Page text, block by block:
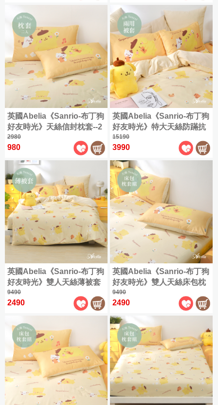
︙
指
定
涼
商
品
折
任
2
件
折
︙
ICECOOL
床
包
9
人
(150x186cm)
加
大
(180x186cm)
特
大
(180x210cm)
精
梳
被
套
精
梳
棉
兩
用
被
套
床
包
組
其
他
熱
銷
涼
感
包
組
乳
膠
墊
海
島
棉
床
包
枕
套
組
棉
床
寢
1000
織
匹
棉
兩
用
被
床
組
600
織
天
絲
|
兩
用
被
包
組
天
絲
全
尺
寸
商
品
800
織
絲
兩
用
被
包
高
墊
|
海
島
天
絲
|
莫
黛
爾
涼
童
涼
被
四
季
被
雙
層
紗
系
列
絲
被
石
墨
烯
被
|
發
熱
機
能
水
洗
冬
被
暖
被
兒
童
兒
童
枕
套
兒
童
(180x210cm)
保
潔
枕
套
|
枕
巾
入)
枕
|
玩
偶
頸
枕
|
購
袋
|
涼
感
墊
|
坐
墊
|
床
墊
枕
套
眠
綿
冰
涼
感
枕
套
兒
布
丁
狗
/
人
魚
漢
頓
✿
Satin
雪
芙
絨
✿
Flannel
緹
|
天
竹
緹
Jacquard
立
體
雕
花
雪
雕
✿
3D
專
櫃/
門
市
資
訊
全
台
特
賣
會
資
訊
英國Abelia《Sanrio-布丁狗
好友時光》天絲信封枕套--2
入
2980
980
英國Abelia《Sanrio-布丁狗
好友時光》特大天絲防蹣抗
菌吸濕排汗兩用被
15190
3990
英國Abelia《Sanrio-布丁狗
好友時光》雙人天絲薄被套
9490
2490
英國Abelia《Sanrio-布丁狗
好友時光》雙人天絲床包枕
套組
9490
2490